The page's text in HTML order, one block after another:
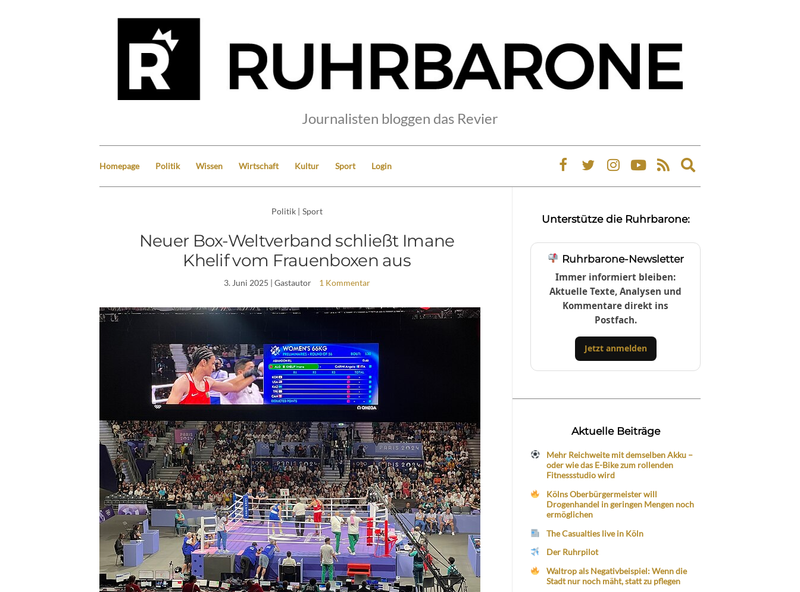
Journalisten bloggen das Revier
Homepage Politik Wissen Wirtschaft Kultur Sport Login
Expand
search
Politik | Sport
Neuer Box-Weltverband schließt Imane
Khelif vom Frauenboxen aus
3. Juni 2025 | Gastautor 1 Kommentar
Unterstütze die Ruhrbarone:
Ruhrbarone-Newsletter
Immer informiert bleiben:
Aktuelle Texte, Analysen und
Kommentare direkt ins
Postfach.
Jetzt anmelden
Aktuelle Beiträge
Mehr Reichweite mit demselben Akku –
oder wie das E-Bike zum rollenden
Fitnessstudio wird
Kölns Oberbürgermeister will
Drogenhandel in geringen Mengen noch
ermöglichen
The Casualties live in Köln
Der Ruhrpilot
Waltrop als Negativbeispiel: Wenn die
Stadt nur noch mäht, statt zu pflegen